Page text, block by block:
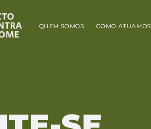
de ferramentas
QUEM SOMOS COMO ATUAMOS